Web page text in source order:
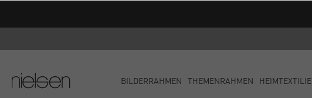
BILDERRAHMEN THEMENRAHMEN